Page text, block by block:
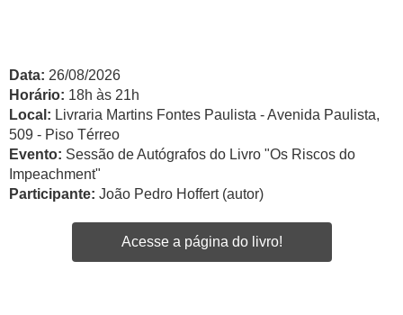
Data: 26/08/2026
Horário: 18h às 21h
Local: Livraria Martins Fontes Paulista - Avenida Paulista,
509 - Piso Térreo
Evento: Sessão de Autógrafos do Livro "Os Riscos do
Impeachment"
Participante: João Pedro Hoffert (autor)
Acesse a página do livro!